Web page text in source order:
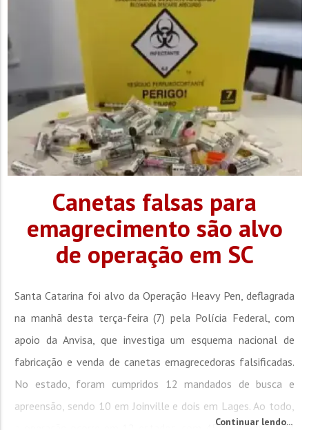
Canetas falsas para
emagrecimento são alvo
de operação em SC
Santa Catarina foi alvo da Operação Heavy Pen, deflagrada
na manhã desta terça-feira (7) pela Polícia Federal, com
apoio da Anvisa, que investiga um esquema nacional de
fabricação e venda de canetas emagrecedoras falsificadas.
No estado, foram cumpridos 12 mandados de busca e
apreensão, sendo 10 em Joinville e dois em Lages. Ao todo,
Continuar lendo...